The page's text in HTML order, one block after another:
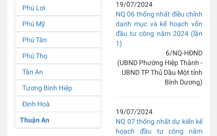
Phú Lợi
Phú Mỹ
Phú Tân
Phú Thọ
Tân An
Tương Bình Hiệp
Định Hoà
Thuận An
19/07/2024
NQ 06 thống nhất điều chỉnh
danh mục và kế hoạch vốn
đầu tư công năm 2024 (lần
1)
6/NQ-HĐND
(UBND Phường Hiệp Thành -
UBND TP Thủ Dầu Một tỉnh
Bình Dương)
19/07/2024
NQ 07 thống nhất dự kiến kế
hoạch đầu tư công năm